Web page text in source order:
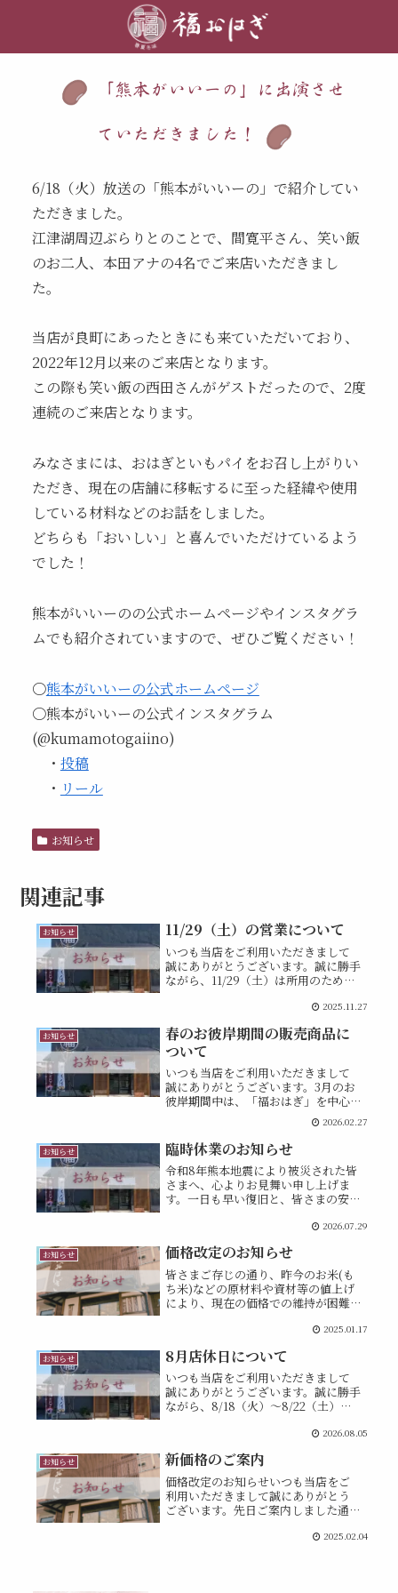
「熊本がいいーの」に出演させ
ていただきました！
6/18（火）放送の「熊本がいいーの」で紹介してい
ただきました。
江津湖周辺ぶらりとのことで、間寛平さん、笑い飯
のお二人、本田アナの4名でご来店いただきまし
た。
当店が良町にあったときにも来ていただいており、
2022年12月以来のご来店となります。
この際も笑い飯の西田さんがゲストだったので、2度
連続のご来店となります。
みなさまには、おはぎといもパイをお召し上がりい
ただき、現在の店舗に移転するに至った経緯や使用
している材料などのお話をしました。
どちらも「おいしい」と喜んでいただけているよう
でした！
熊本がいいーのの公式ホームページやインスタグラ
ムでも紹介されていますので、ぜひご覧ください！
〇熊本がいいーの公式ホームページ
〇熊本がいいーの公式インスタグラム
(@kumamotogaiino)
・ 投稿
・ リール
お知らせ
関連記事
お知らせ 11/29（土）の営業について
いつも当店をご利用いただきまして
誠にありがとうございます。誠に勝手
ながら、11/29（土）は所用のため、
す。ご迷惑をおかけいたしますが、何
し上げます。
2025.11.27
お知らせ
春のお彼岸期間の販売商品に
ついて
いつも当店をご利用いただきまして
誠にありがとうございます。3月のお
彼岸期間中は、「福おはぎ」を中心
に毎年多くのお客様にご利用いただ
いております。当店はすべて手作りの
ため、販売できる数に限りがございま
す。そのため、お彼岸期間中
「3/17（火）...
2026.02.27
お知らせ 臨時休業のお知らせ
令和8年熊本地震により被災された皆
さまへ、心よりお見舞い申し上げま
す。一日も早い復旧と、皆さまの安全
日（火）に発生した地震の影響によ
り、本日7月29日（水）は臨時休業と
させていただきます。営業再開につ...
2026.07.29
お知らせ 価格改定のお知らせ
皆さまご存じの通り、昨今のお米(も
ち米)などの原材料や資材等の値上げ
により、現在の価格での維持が困難
での変わらない味でのご提供を続け
年2月4日(火)より販売価格の改定をさ
せ...
2025.01.17
お知らせ 8月店休日について
いつも当店をご利用いただきまして
誠にありがとうございます。誠に勝手
ながら、8/18（火）～8/22（土）は
た、8/29（土）は、12:00までの短縮
営業とさせていただきます。ご迷惑を
おかけいたしますが、何卒...
2026.08.05
お知らせ 新価格のご案内
価格改定のお知らせいつも当店をご
利用いただきまして誠にありがとう
ございます。先日ご案内しました通
うに販売価格を改定させていただき
2025.02.04